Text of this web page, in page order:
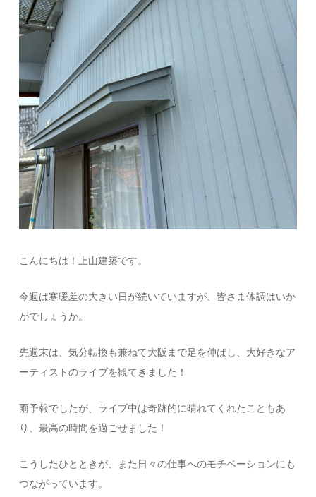
こんにちは！上山建築です。
今週は寒暖差の大きい日が続いていますが、皆さま体調はいか
がでしょうか。
先週末は、気分転換も兼ねて大阪まで足を伸ばし、大好きなア
ーティストのライブを観てきました！
雨予報でしたが、ライブ中は奇跡的に晴れてくれたこともあ
り、最高の時間を過ごせました！
こうしたひとときが、また日々の仕事へのモチベーションにも
つながっています。